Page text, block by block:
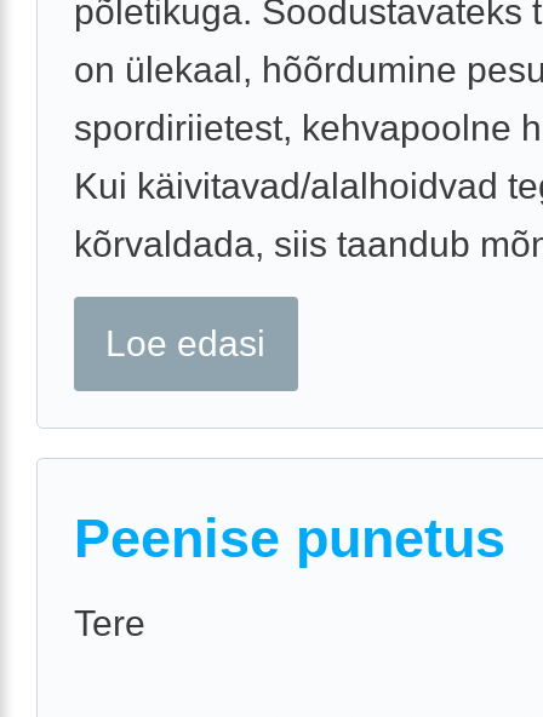
põletikuga. Soodustavateks
on ülekaal, hõõrdumine
spordiriietest, kehvapoolne
Kui käivitavad/alalhoidvad
kõrvaldada, siis taandub
Loe edasi
Peenise punetus
Tere